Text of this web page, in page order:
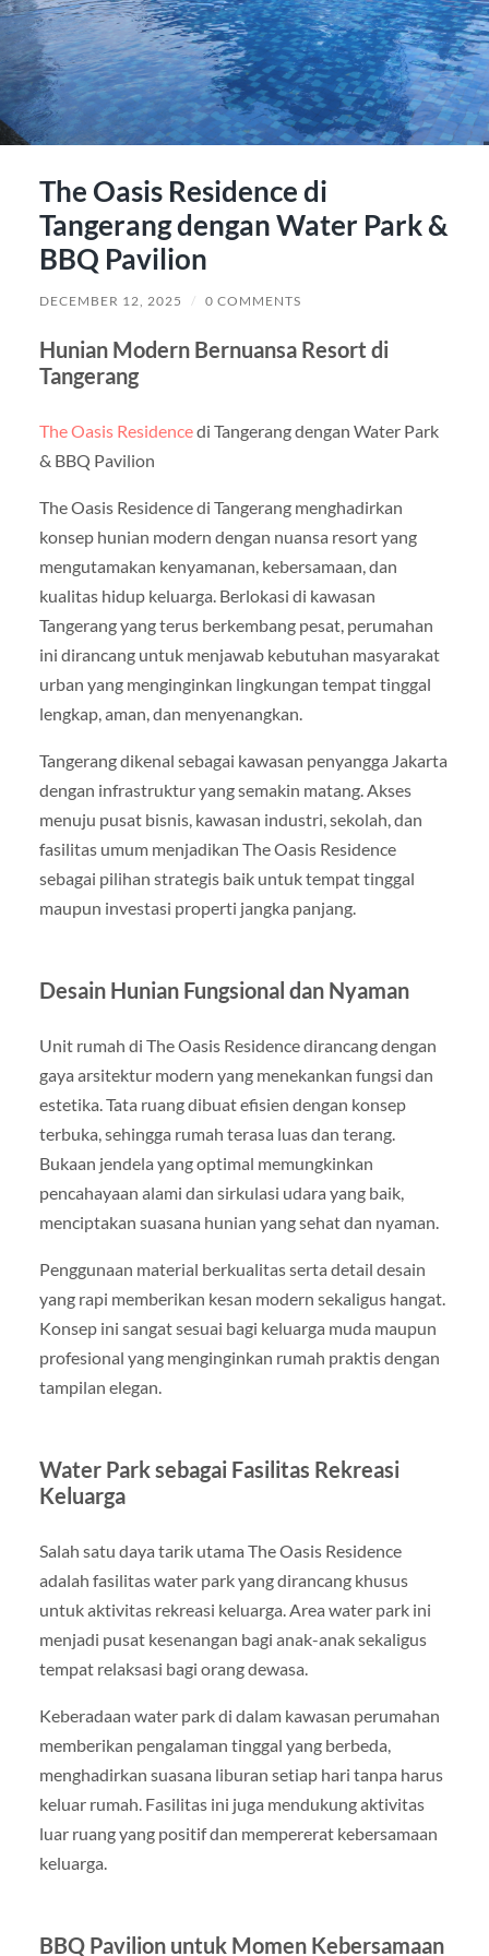
The Oasis Residence di
Tangerang dengan Water Park &
BBQ Pavilion
DECEMBER 12, 2025 / 0 COMMENTS
Hunian Modern Bernuansa Resort di
Tangerang
The Oasis Residencedi Tangerang dengan Water Park
& BBQ Pavilion
The Oasis Residence di Tangerang menghadirkan
konsep hunian modern dengan nuansa resort yang
mengutamakan kenyamanan, kebersamaan, dan
kualitas hidup keluarga. Berlokasi di kawasan
Tangerang yang terus berkembang pesat, perumahan
ini dirancang untuk menjawab kebutuhan masyarakat
urban yang menginginkan lingkungan tempat tinggal
lengkap, aman, dan menyenangkan.
Tangerang dikenal sebagai kawasan penyangga Jakarta
dengan infrastruktur yang semakin matang. Akses
menuju pusat bisnis, kawasan industri, sekolah, dan
fasilitas umum menjadikan The Oasis Residence
sebagai pilihan strategis baik untuk tempat tinggal
maupun investasi properti jangka panjang.
Desain Hunian Fungsional dan Nyaman
Unit rumah di The Oasis Residence dirancang dengan
gaya arsitektur modern yang menekankan fungsi dan
estetika. Tata ruang dibuat efisien dengan konsep
terbuka, sehingga rumah terasa luas dan terang.
Bukaan jendela yang optimal memungkinkan
pencahayaan alami dan sirkulasi udara yang baik,
menciptakan suasana hunian yang sehat dan nyaman.
Penggunaan material berkualitas serta detail desain
yang rapi memberikan kesan modern sekaligus hangat.
Konsep ini sangat sesuai bagi keluarga muda maupun
profesional yang menginginkan rumah praktis dengan
tampilan elegan.
Water Park sebagai Fasilitas Rekreasi
Keluarga
Salah satu daya tarik utama The Oasis Residence
adalah fasilitas water park yang dirancang khusus
untuk aktivitas rekreasi keluarga. Area water park ini
menjadi pusat kesenangan bagi anak-anak sekaligus
tempat relaksasi bagi orang dewasa.
Keberadaan water park di dalam kawasan perumahan
memberikan pengalaman tinggal yang berbeda,
menghadirkan suasana liburan setiap hari tanpa harus
keluar rumah. Fasilitas ini juga mendukung aktivitas
luar ruang yang positif dan mempererat kebersamaan
keluarga.
BBQ Pavilion untuk Momen Kebersamaan